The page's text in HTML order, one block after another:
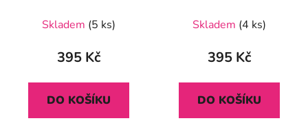
Skladem (5 ks)
395 Kč
DO KOŠÍKU
hodnocení
produktu
5,0
z
Skladem (4 ks)
395 Kč
DO KOŠÍKU